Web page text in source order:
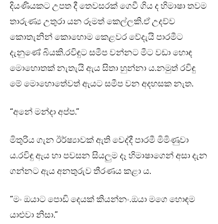
දියණියකට උපත දී තෙවසරක් ගෙවී ගිය ද හිමාෂා තවම
තාරුණ්‍ය උතුරා යන රූමත් කෙල්ලකි.ඒ උදව්ව
කොතැනින් කොහොම කෙළවර වේදැයි පාරමීට
දැනුණේ බියකි.රවිඳුට සමීප වන්නට මීට වඩා හොඳ
මොහොතක් නැතැයි ඇය සිතා හුන්නා ය.නමුත් රවිඳු
මේ මොහොතේවත් ඇයට සමීප වන අදහසක නැත.
“අනේ මන්දා අප්ප.”
මිතුරිය ගැන ඊර්ෂ්‍යාවක් ඇති වෙද්දී පාරමී මිමිණුවා
ය.රවිඳු ඇය හා පවසන සියලුම දෑ හිමාෂාගෙන් අසා දැන
ගන්නට ඇය අනතුරුව තීරණය කළා ය.
“මං ඔයාට පොඩි දෙයක් කියන්නං.ඔයා මගෙ හොඳම
යාළුවා නිසා.”